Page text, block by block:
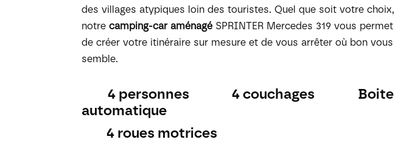
des villages atypiques loin des touristes. Quel que soit votre choix,
notrecamping-car aménagé SPRINTER Mercedes 319 vous permet
de créer votre itinéraire sur mesure et de vous arrêter où bon vous
semble.
4 personnes 4 couchages
Boite
automatique
4 roues motrices